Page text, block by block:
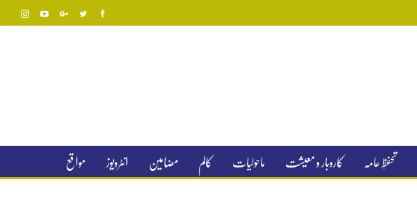
تحفظِ عامہ کاروبار و معیشت ماحولیات کالم مضامین انٹرویوز مواقع